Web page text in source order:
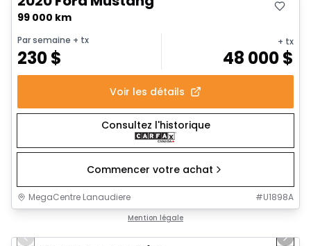
99 000 km
Par semaine + tx
230$
+ tx
48 000$
Voir les détails
Consultez l'historique
Commencer votre achat
MegaCentre Lanaudiere #U1898A
Mention légale